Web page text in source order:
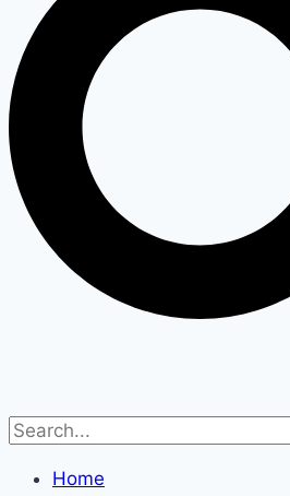
Home